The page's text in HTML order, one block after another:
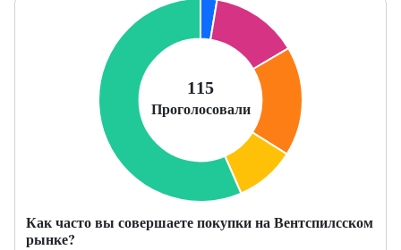
Как часто вы совершаете покупки на Вентспилсском
рынке?